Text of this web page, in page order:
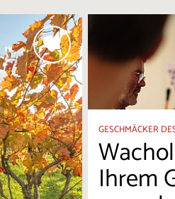
GESCHMÄCKER
Ihrem